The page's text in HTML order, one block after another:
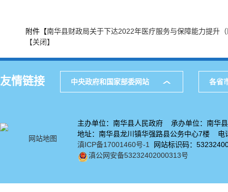
附件【南华县财政局关于下达2022年医疗服务与保障能力提升
【关闭】
友情链接 中央政府和国家部委网站 各省
网站地图
主办单位：南华县人民政府 承办单位：南华
地址：南华县龙川镇华强路县公务中心7楼
滇ICP备17001460号-1
网站标识码：
滇公网安备53232402000313号